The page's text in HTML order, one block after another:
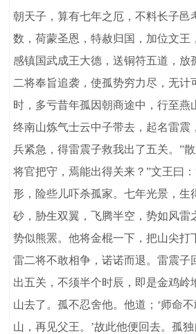
朝天子，算有七年之厄，不料长子邑
数，荷蒙圣恩，特赦归国，加位文王
感镇国武成王大德，送铜符五道，放
二将奉旨追袭，使孤势穷力尽，无计
时，多亏昔年孤因朝商途中，行至燕
终南山炼气士云中子带去，起名雷震
兵紧急，得雷震子救我出了五关。”
将官把守，焉能出得关来？”文王曰
形，险些儿吓杀孤家。七年光景，生
砂，胁生双翼，飞腾半空，势如风雷
势似熊罴。他将金棍一下，把山尖打
雷二将不敢相争，诺诺而退。雷震子
出五关，不须半个时辰，即是金鸡岭
山去了。孤不忍舍他。他道；‘师命
山，再见父王。’故此他便回去。孤